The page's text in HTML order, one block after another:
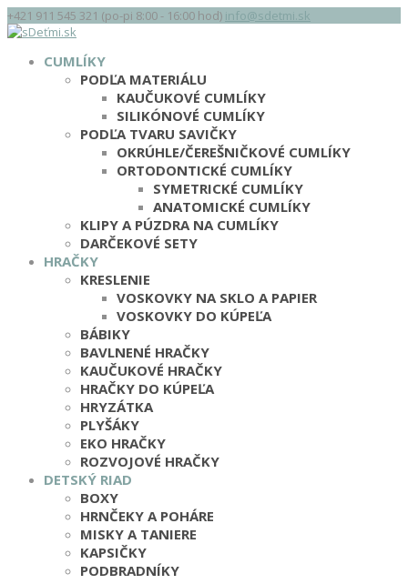
+421 911 545 321 (po-pi 8:00 - 16:00 hod) info@sdetmi.sk
CUMLÍKY
PODĽA MATERIÁLU
KAUČUKOVÉ CUMLÍKY
SILIKÓNOVÉ CUMLÍKY
PODĽA TVARU SAVIČKY
OKRÚHLE/ČEREŠNIČKOVÉ CUMLÍKY
ORTODONTICKÉ CUMLÍKY
SYMETRICKÉ CUMLÍKY
ANATOMICKÉ CUMLÍKY
KLIPY A PÚZDRA NA CUMLÍKY
DARČEKOVÉ SETY
HRAČKY
KRESLENIE
VOSKOVKY NA SKLO A PAPIER
VOSKOVKY DO KÚPEĽA
BÁBIKY
BAVLNENÉ HRAČKY
KAUČUKOVÉ HRAČKY
HRAČKY DO KÚPEĽA
HRYZÁTKA
PLYŠÁKY
EKO HRAČKY
ROZVOJOVÉ HRAČKY
DETSKÝ RIAD
BOXY
HRNČEKY A POHÁRE
MISKY A TANIERE
KAPSIČKY
PODBRADNÍKY